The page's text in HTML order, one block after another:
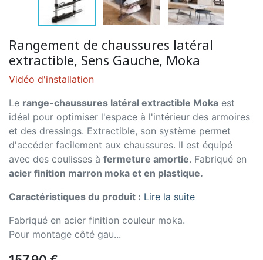
Rangement de chaussures latéral
extractible, Sens Gauche, Moka
Vidéo d'installation
Le range-chaussures latéral extractible Moka est
idéal pour optimiser l'espace à l'intérieur des armoires
et des dressings. Extractible, son système permet
d'accéder facilement aux chaussures. Il est équipé
avec des coulisses à fermeture amortie. Fabriqué en
acier finition marron moka et en plastique.
Caractéristiques du produit : Lire la suite
Fabriqué en acier finition couleur moka.
Pour montage côté gau...